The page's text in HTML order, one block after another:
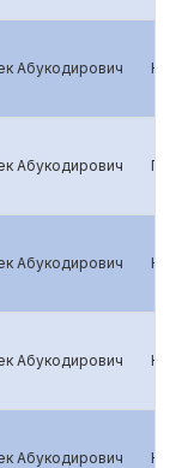
Абукодирович
Абукодирович
Абукодирович
Абукодирович
Абукодирович